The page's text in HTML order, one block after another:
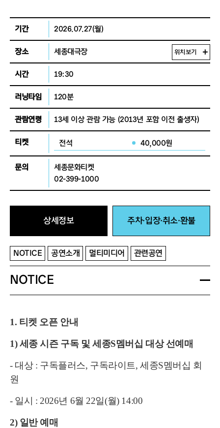
기간 2026.07.27(월)
장소 세종대극장 위치보기
시간 19:30
러닝타임 120분
관람연령 13세 이상 관람 가능(2013년 포함 이전 출생자)
티켓 전석 40,000원
문의
세종문화티켓
02-399-1000
상세정보 주차·입장·취소·환불
NOTICE 공연소개 멀티미디어 관련공연
NOTICE
1. 티켓 오픈 안내
1) 세종 시즌 구독 및 세종S멤버십 대상 선예매
- 대상 : 구독플러스, 구독라이트, 세종S멤버십 회
원
- 일시 : 2026년 6월 22일(월) 14:00
2) 일반 예매